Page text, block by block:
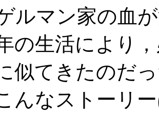
ルマン家の血
の生活により
似てきたのだ
んなストーリ